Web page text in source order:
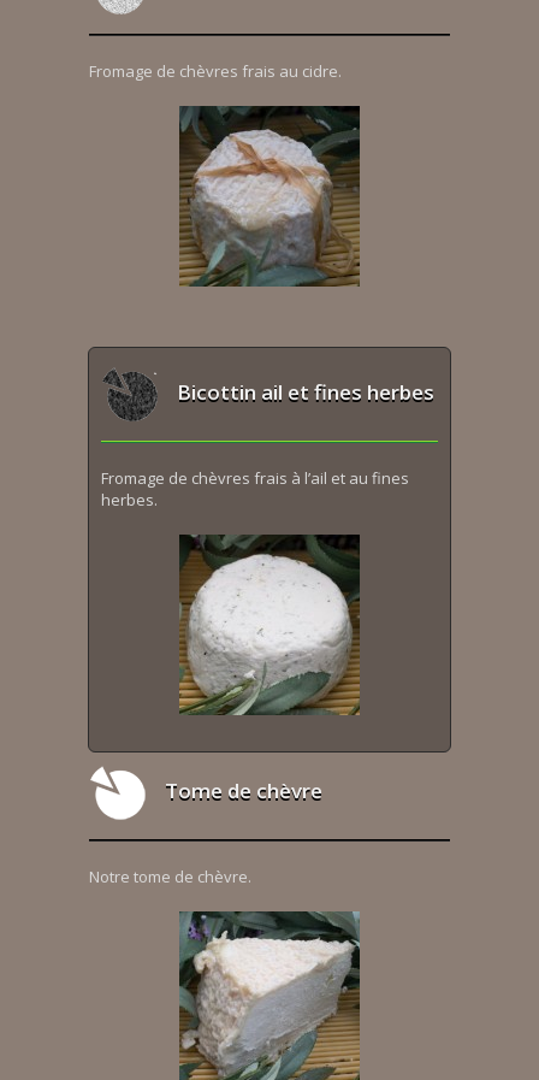
Fromage de chèvres frais au cidre.
Bicottin ail et fines herbes
Fromage de chèvres frais à l’ail et au fines
herbes.
Tome de chèvre
Notre tome de chèvre.